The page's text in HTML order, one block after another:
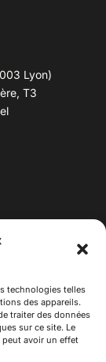
technologies telles
des appareils.
traiter des données
sur ce site. Le
avoir un effet
Lyon)
T3